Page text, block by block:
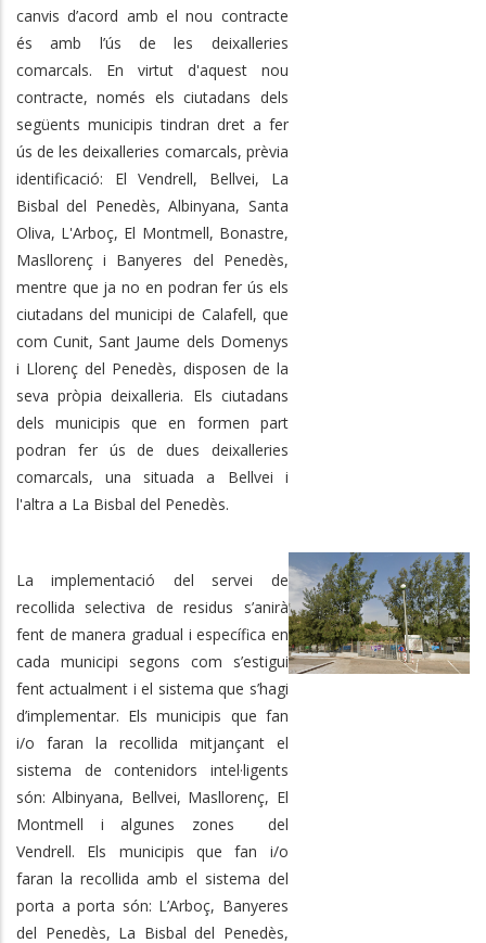
canvis d’acord amb el nou contracte
és amb l’ús de les deixalleries
comarcals. En virtut d'aquest nou
contracte, només els ciutadans dels
següents municipis tindran dret a fer
ús de les deixalleries comarcals, prèvia
identificació: El Vendrell, Bellvei, La
Bisbal del Penedès, Albinyana, Santa
Oliva, L'Arboç, El Montmell, Bonastre,
Masllorenç i Banyeres del Penedès,
mentre que ja no en podran fer ús els
ciutadans del municipi de Calafell, que
com Cunit, Sant Jaume dels Domenys
i Llorenç del Penedès, disposen de la
seva pròpia deixalleria. Els ciutadans
dels municipis que en formen part
podran fer ús de dues deixalleries
comarcals, una situada a Bellvei i
l'altra a La Bisbal del Penedès.
La implementació del servei de
recollida selectiva de residus s’anirà
fent de manera gradual i específica en
cada municipi segons com s’estigui
fent actualment i el sistema que s’hagi
d’implementar. Els municipis que fan
i/o faran la recollida mitjançant el
sistema de contenidors intel·ligents
són: Albinyana, Bellvei, Masllorenç, El
Montmell i algunes zones del
Vendrell. Els municipis que fan i/o
faran la recollida amb el sistema del
porta a porta són: L’Arboç, Banyeres
del Penedès, La Bisbal del Penedès,